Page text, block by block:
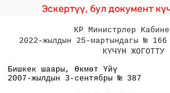
Эскертүү, бул документ